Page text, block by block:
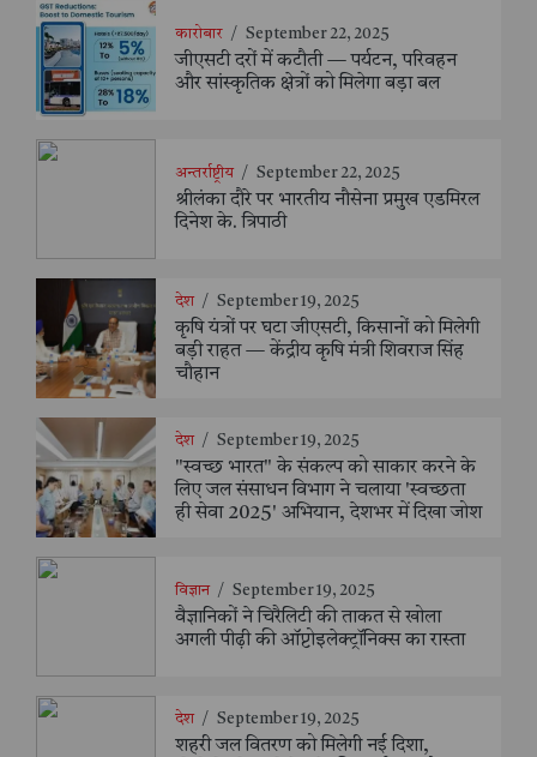
कारोबार / September 22, 2025
जीएसटी दरों में कटौती — पर्यटन, परिवहन
और सांस्कृतिक क्षेत्रों को मिलेगा बड़ा बल
अन्तर्राष्ट्रीय / September 22, 2025
श्रीलंका दौरे पर भारतीय नौसेना प्रमुख एडमिरल
दिनेश के. त्रिपाठी
देश / September 19, 2025
कृषि यंत्रों पर घटा जीएसटी, किसानों को मिलेगी
बड़ी राहत — केंद्रीय कृषि मंत्री शिवराज सिंह
चौहान
देश / September 19, 2025
"स्वच्छ भारत" के संकल्प को साकार करने के
लिए जल संसाधन विभाग ने चलाया 'स्वच्छता
ही सेवा 2025' अभियान, देशभर में दिखा जोश
विज्ञान / September 19, 2025
वैज्ञानिकों ने चिरैलिटी की ताकत से खोला
अगली पीढ़ी की ऑप्टोइलेक्ट्रॉनिक्स का रास्ता
देश / September 19, 2025
शहरी जल वितरण को मिलेगी नई दिशा,